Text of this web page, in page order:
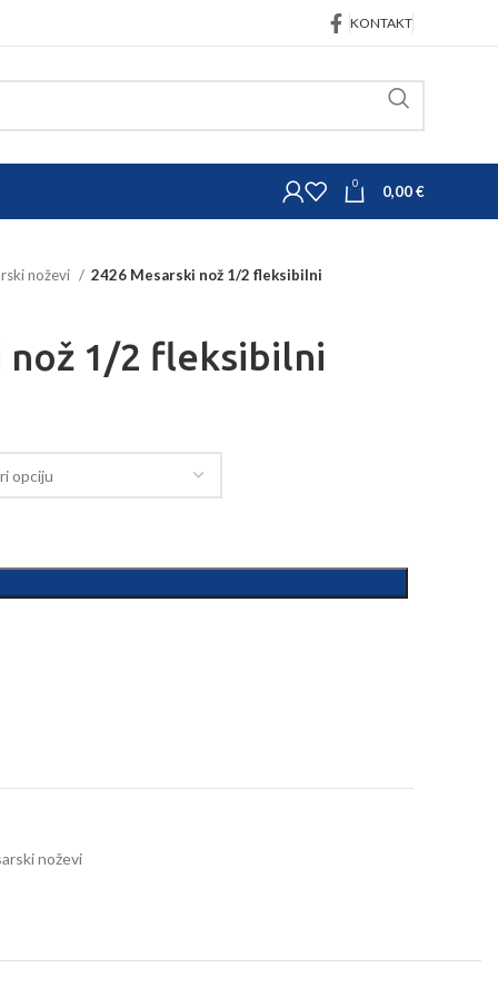
KONTAKT
0 0,00€
noževi 2426 Mesarski nož 1/2 fleksibilni
nož 1/2 fleksibilni
noževi